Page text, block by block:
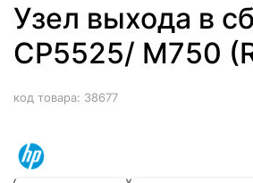
Узел выхода в
CP5525/ M750
код товара: 38677